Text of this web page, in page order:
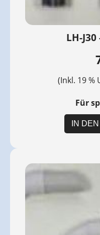
LH-
(Inkl. 19 %
Für
IN